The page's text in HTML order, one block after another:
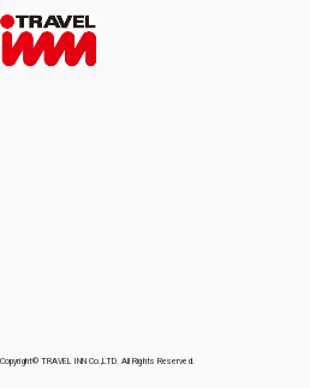
Copyright© TRAVEL INN Co.,LTD. All Rights Reserved.